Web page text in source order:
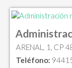
ARENAL, 1, CP
Teléfono: